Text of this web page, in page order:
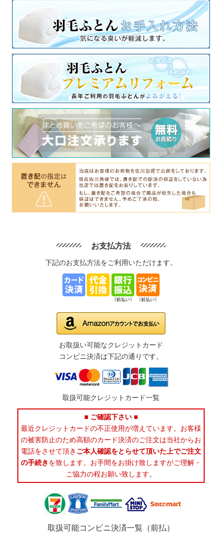
お支払方法
下記のお支払方法をご利用いただけます。
お取扱い可能なクレジットカード
コンビニ決済は下記の通りです。
取扱可能クレジットカード一覧
■ ご確認下さい ■
最近クレジットカードの不正使用が増えています。お客様
の被害防止のため高額のカード決済のご注文は当社からお
電話をさせて頂き ご本人確認をとらせて頂いた上でご注文
の手続きを致します。お手間をお掛け致しますがご理解・
ご協力の程お願い致します。
取扱可能コンビニ決済一覧（前払）